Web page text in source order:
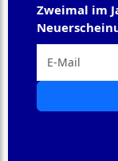
Zweimal im